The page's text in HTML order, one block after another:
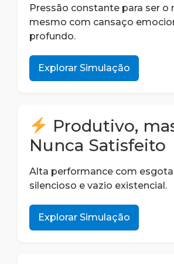
Pressão constante para ser o
mesmo com cansaço
profundo.
Explorar Simulação
Produtivo,
Nunca Satisfeito
Alta performance com
silencioso e vazio existencial.
Explorar Simulação